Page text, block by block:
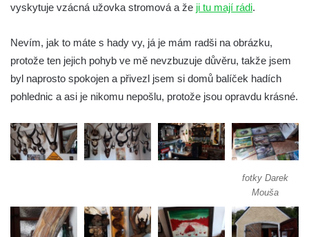
vyskytuje vzácná užovka stromová a že ji tu mají rádi.
Nevím, jak to máte s hady vy, já je mám radši na obrázku,
protože ten jejich pohyb ve mě nevzbuzuje důvěru, takže jsem
byl naprosto spokojen a přivezl jsem si domů balíček hadích
pohlednic a asi je nikomu nepošlu, protože jsou opravdu krásné.
fotky Darek
Mouša